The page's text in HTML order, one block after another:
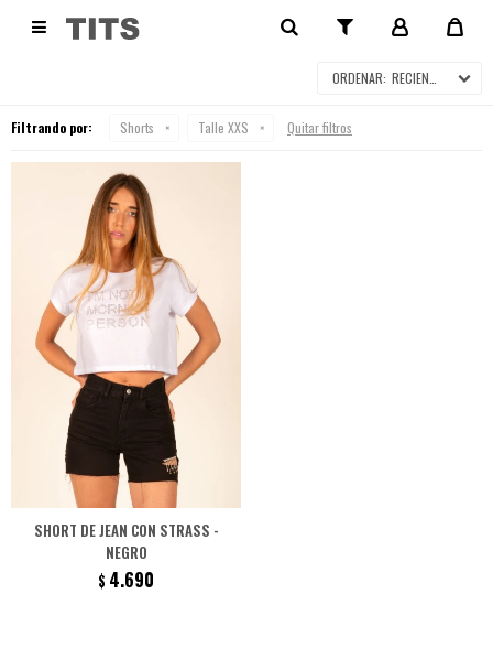
 SHORTS
RECIENTES
Filtrando por: Shorts Talle XXS Quitar filtros
SHORT DE JEAN CON STRASS -
NEGRO
$ 4.690